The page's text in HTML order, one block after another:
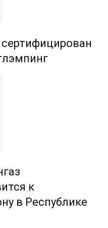
к
в Республике